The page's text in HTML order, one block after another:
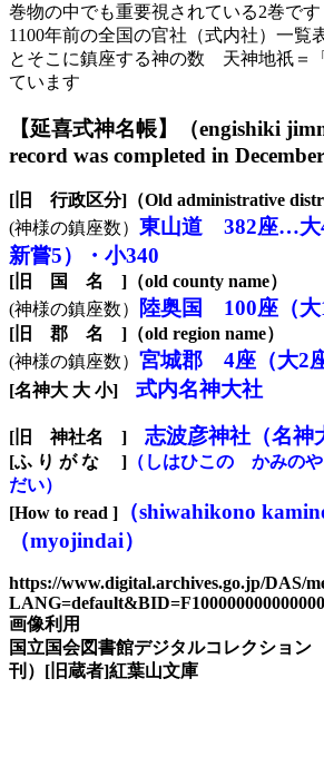
巻物の中でも重要視されている2巻
1100年前の全国の官社（式内社）一覧
とそこに鎮座する神の数 天神地祇＝
ています
【延喜式神名帳】（engishiki
record was completed in
[旧 行政区分]（Old administrative
(神様の鎮座数） 東山道 382座…大
新嘗5）・小340
[旧 国 名 ]（old county name）
(神様の鎮座数）
陸奥国 100座（大
[旧 郡 名 ]（old region name）
(神様の鎮座数） 宮城郡 4座（大2座
[名神大 大 小] 式内名神大社
[旧 神社名 ] 志波彦神社（名神
[ふ り が な ] （しはひこの かみの
だい）
[How to read ] （shiwahikono
（myojindai）
https://www.digital.archives.go.jp/DAS/
画像利用
国立国会図書館デジタルコレクショ
刊）[旧蔵者]紅葉山文庫